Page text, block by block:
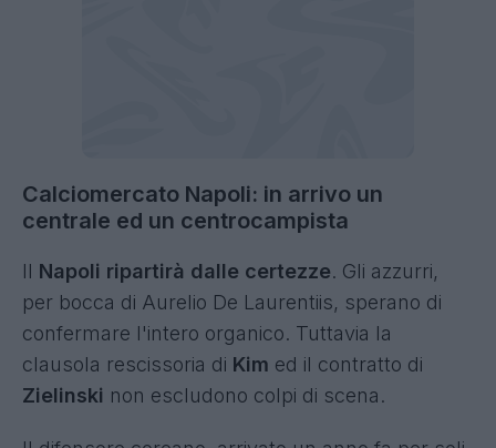
Calciomercato Napoli: in arrivo un
centrale ed un centrocampista
Il Napoli ripartirà dalle certezze. Gli azzurri,
per bocca di Aurelio De Laurentiis, sperano di
confermare l'intero organico. Tuttavia la
clausola rescissoria di Kim ed il contratto di
Zielinski non escludono colpi di scena.